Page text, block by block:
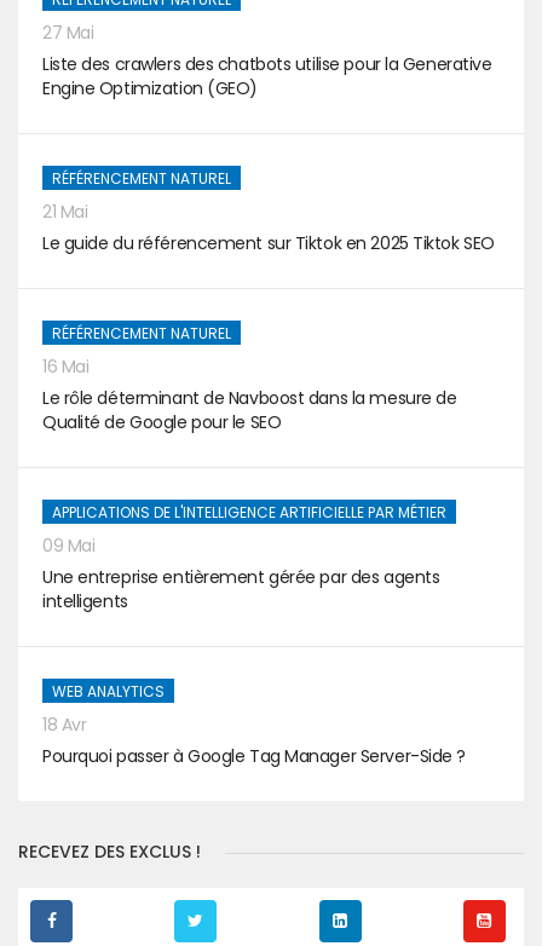
27 Mai
Liste des crawlers des chatbots utilise pour la Generative
Engine Optimization (GEO)
RÉFÉRENCEMENT NATUREL
21 Mai
Le guide du référencement sur Tiktok en 2025 Tiktok SEO
RÉFÉRENCEMENT NATUREL
16 Mai
Le rôle déterminant de Navboost dans la mesure de
Qualité de Google pour le SEO
APPLICATIONS DE L'INTELLIGENCE ARTIFICIELLE PAR MÉTIER
09 Mai
Une entreprise entièrement gérée par des agents
intelligents
WEB ANALYTICS
18 Avr
Pourquoi passer à Google Tag Manager Server-Side ?
RECEVEZ DES EXCLUS !